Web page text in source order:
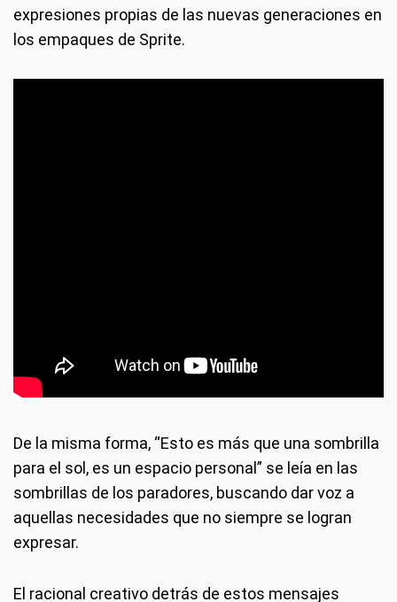
expresiones propias de las nuevas generaciones en
los empaques de Sprite.
De la misma forma, “Esto es más que una sombrilla
para el sol, es un espacio personal” se leía en las
sombrillas de los paradores, buscando dar voz a
aquellas necesidades que no siempre se logran
expresar.
El racional creativo detrás de estos mensajes